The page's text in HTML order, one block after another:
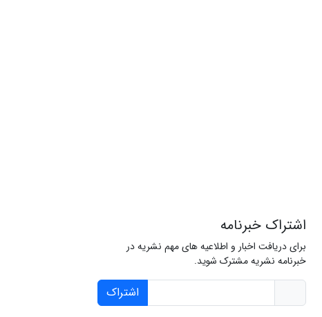
اشتراک خبرنامه
برای دریافت اخبار و اطلاعیه های مهم نشریه در
خبرنامه نشریه مشترک شوید.
اشتراک